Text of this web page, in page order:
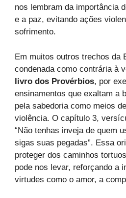
nos lembram da importância
e a paz, evitando ações
sofrimento.
Em muitos outros trechos da
condenada como contrária à
livro dos Provérbios, por
ensinamentos que exaltam a
pela sabedoria como meios
violência. O capítulo 3,
“Não tenhas inveja de quem
sigas suas pegadas”. Essa
proteger dos caminhos
pode nos levar, reforçando a
virtudes como o amor, a